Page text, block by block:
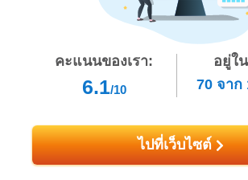
คะแนนของเรา:
6.1/10
อยู่ใ
70 จาก
ไปที่เว็บไซต์